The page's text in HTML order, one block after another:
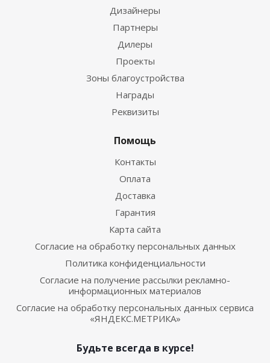
Дизайнеры
Партнеры
Дилеры
Проекты
Зоны благоустройства
Награды
Реквизиты
Помощь
Контакты
Оплата
Доставка
Гарантия
Карта сайта
Согласие на обработку персональных данных
Политика конфиденциальности
Согласие на получение рассылки рекламно-
информационных материалов
Согласие на обработку персональных данных сервиса
«ЯНДЕКС.МЕТРИКА»
Будьте всегда в курсе!